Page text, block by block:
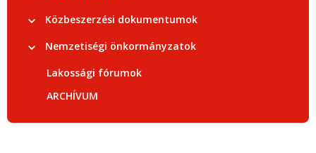
Közbeszerzési dokumentumok
Nemzetiségi önkormányzatok
Lakossági fórumok
ARCHÍVUM